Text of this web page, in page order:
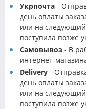
Укрпочта -
день оплаты
или на
поступила позже
Самовывоз - В
интернет-
Delivery -
день оплаты
или на
поступила позже